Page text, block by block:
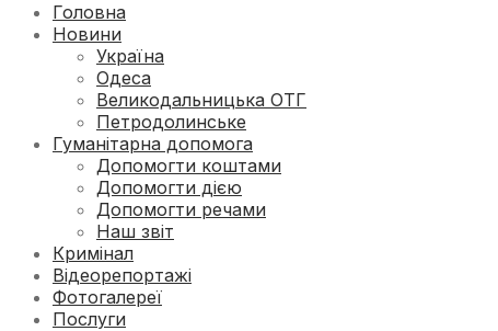
Головна
Новини
Україна
Одеса
Великодальницька ОТГ
Петродолинське
Гуманітарна допомога
Допомогти коштами
Допомогти дією
Допомогти речами
Наш звіт
Кримінал
Відеорепортажі
Фотогалереї
Послуги